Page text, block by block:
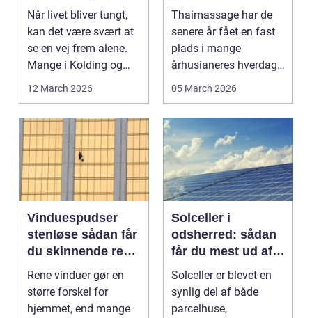
Når livet bliver tungt,
kan det være svært at
se en vej frem alene.
Mange i Kolding og
omegn søger p...
12 March 2026
afslapning,
smidighed og
bedre velvære
Thaimassage har de
senere år fået en fast
plads i mange
århusianeres hverdag.
Flere bruger den både
05 March 2026
Vinduespudser
stenløse sådan får
du skinnende rene
ruder året rundt
Rene vinduer gør en
større forskel for
hjemmet, end mange
Solceller i
odsherred: sådan
får du mest ud af
solen
Solceller er blevet en
synlig del af både
parcelhuse,